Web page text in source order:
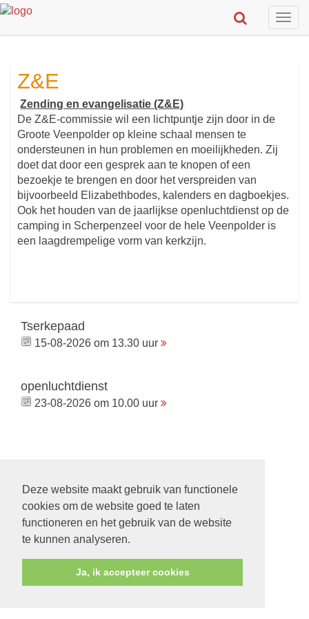
Deze website maakt gebruik van functionele
cookies om de website goed te laten
functioneren en het gebruik van de website
te kunnen analyseren.
Ja, ik accepteer cookies
Z&E
Zending en evangelisatie (Z&E)
De Z&E-commissie wil een lichtpuntje zijn door in de
Groote Veenpolder op kleine schaal mensen te
ondersteunen in hun problemen en moeilijkheden. Zij
doet dat door een gesprek aan te knopen of een
bezoekje te brengen en door het verspreiden van
bijvoorbeeld Elizabethbodes, kalenders en dagboekjes.
Ook het houden van de jaarlijkse openluchtdienst op de
camping in Scherpenzeel voor de hele Veenpolder is
een laagdrempelige vorm van kerkzijn.
Tserkepaad
15-08-2026 om 13.30 uur
openluchtdienst
23-08-2026 om 10.00 uur